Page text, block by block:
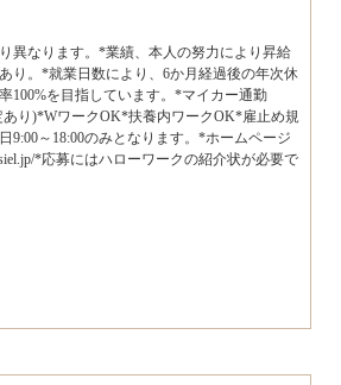
異なります。*業績、本人の努力により昇給
り。*就業日数により、6か月経過後の年次休
100%を目指しています。*マイカー通勤
り)*WワークOK*扶養内ワークOK*雇止め規
9:00～18:00のみとなります。*ホームページ
*応募にはハローワークの紹介状が必要で